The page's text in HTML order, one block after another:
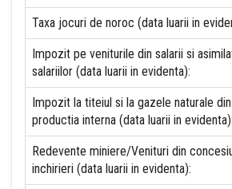
Taxa jocuri de noroc (data luarii in
Impozit pe veniturile din salarii si
salariilor (data luarii in evidenta):
Impozit la titeiul si la gazele naturale din
productia interna (data luarii in evidenta):
Redevente miniere/Venituri din
inchirieri (data luarii in evidenta):